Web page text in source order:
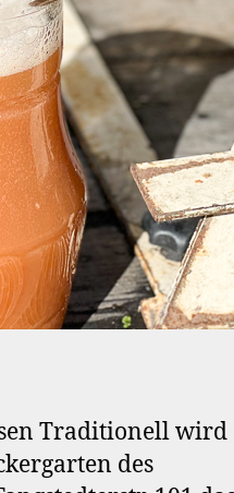
Traditionell wird
des